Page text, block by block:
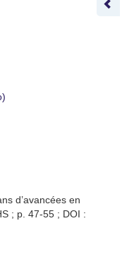
d’avancées en
; p. 47-55 ; DOI :